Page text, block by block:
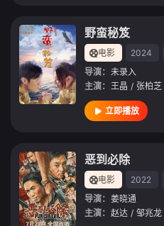
野蛮秘笈
电影 2024
导演： 未录入
主演： 王晶 / 张柏芝
立即播放
恶到必除
电影 2022
导演： 姜晓通
主演： 赵达 / 邹兆龙